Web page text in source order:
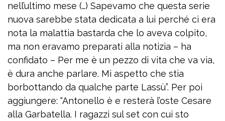
nell’ultimo mese (…) Sapevamo che questa serie
nuova sarebbe stata dedicata a lui perché ci era
nota la malattia bastarda che lo aveva colpito,
ma non eravamo preparati alla notizia – ha
confidato – Per me è un pezzo di vita che va via,
è dura anche parlare. Mi aspetto che stia
borbottando da qualche parte Lassù”. Per poi
aggiungere: “Antonello è e resterà l’oste Cesare
alla Garbatella. I ragazzi sul set con cui sto